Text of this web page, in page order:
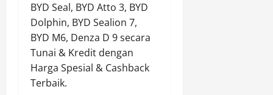
BYD Seal, BYD Atto 3, BYD
Dolphin, BYD Sealion 7,
BYD M6, Denza D 9 secara
Tunai & Kredit dengan
Harga Spesial & Cashback
Terbaik.